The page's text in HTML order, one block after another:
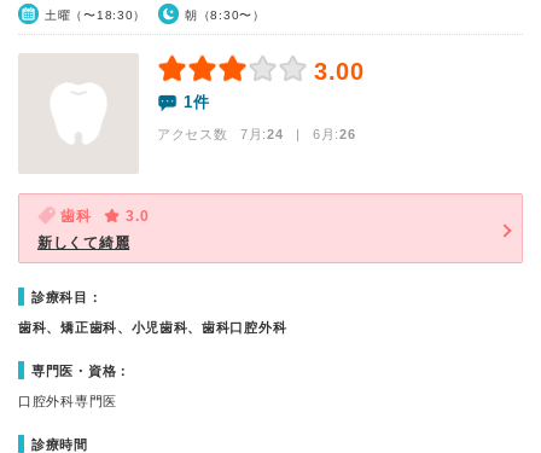
土曜（〜18:30） 朝（8:30〜）
3.00
1件
アクセス数 7月:24 | 6月:26
歯科
3.0
新しくて綺麗
診療科目：
歯科、矯正歯科、小児歯科、歯科口腔外科
専門医・資格：
口腔外科専門医
診療時間